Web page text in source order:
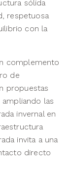
sólida
respetuosa
con la
complemento
de
propuestas
las
invernal en
invita a una
directo